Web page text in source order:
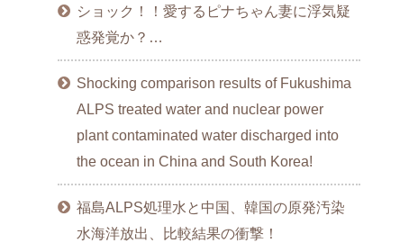
ショック！！愛するピナちゃん妻に浮気疑
惑発覚か？…
Shocking comparison results of Fukushima
ALPS treated water and nuclear power
plant contaminated water discharged into
the ocean in China and South Korea!
福島ALPS処理水と中国、韓国の原発汚染
水海洋放出、比較結果の衝撃！